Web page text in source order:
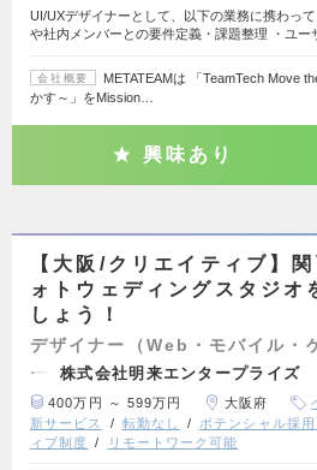
UI/UXデザイナーとして、以下の業務に携わっ
や社内メンバーとの要件定義・課題整理 ・ユー
会社概要
METATEAMは 「TeamTech Move
かす～」をMission…
興味あり
【大阪/クリエイティブ】
ォトウェディングスタジオ
しょう！
デザイナー（Web・モバイル・
株式会社明来エンタープライズ
400万円 ～ 599万円 大阪府
新サービス
転勤なし ポテンシャル採用
ィブ制度
リモートワーク可能